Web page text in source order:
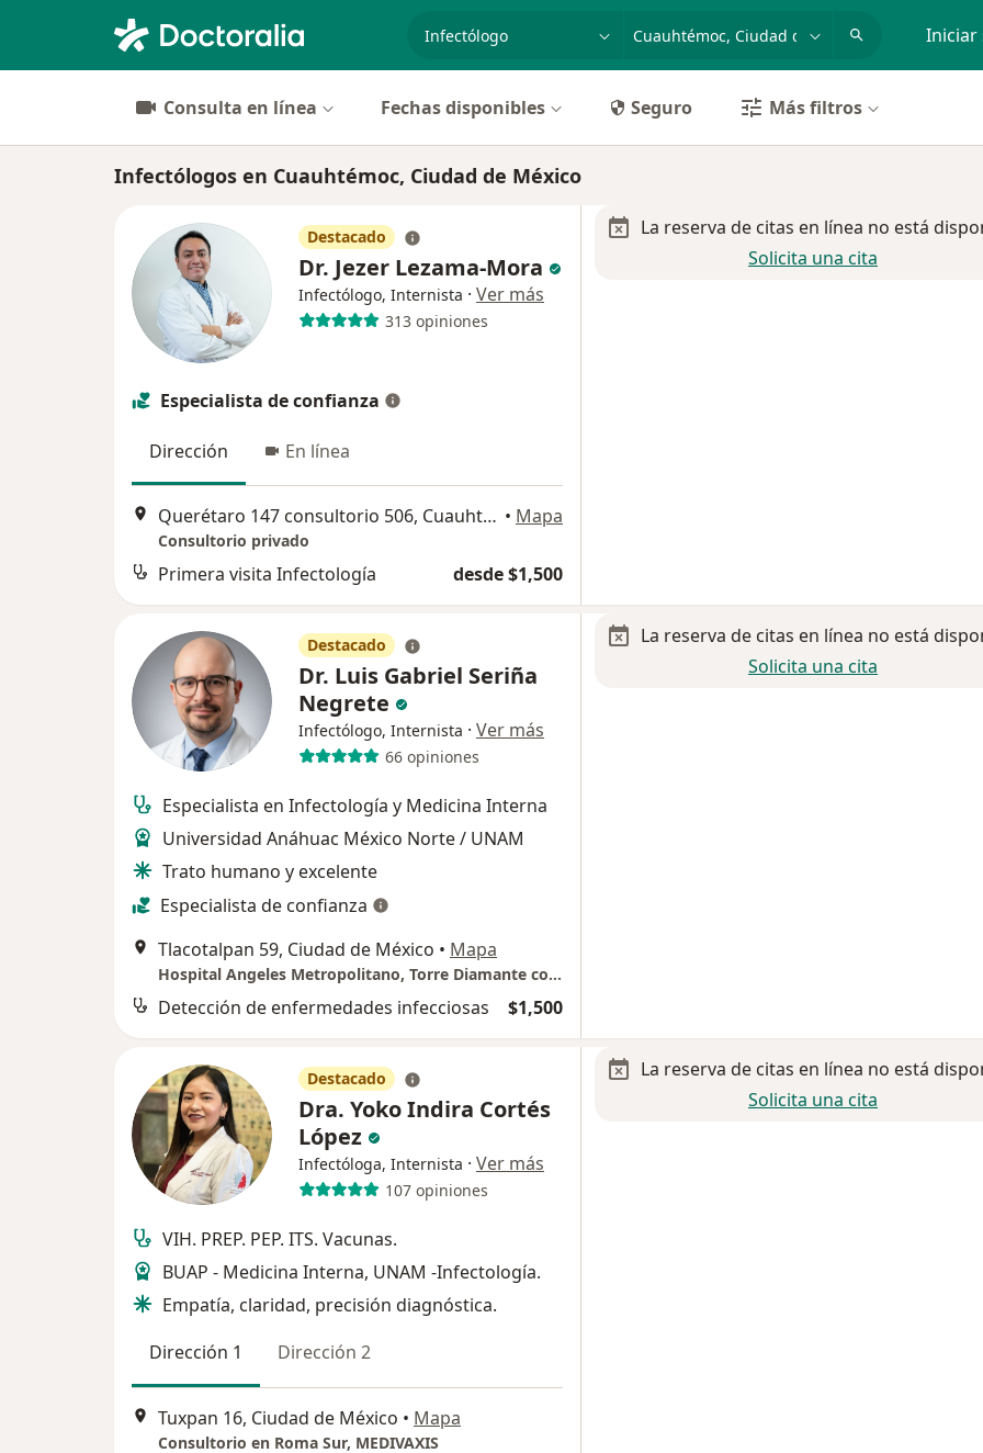
especialidad, enfermedad o nombre
p. ej. Guadalajara Iniciar
Consulta en línea Fechas disponibles Seguro Más filtros
Infectólogos en Cuauhtémoc, Ciudad de México
Destacado
Dr. Jezer Lezama-Mora
Infectólogo, Internista · Ver más
313 opiniones
Especialista de confianza
Dirección En línea
Querétaro 147 consultorio 506, Cuauhtémoc • Mapa
Consultorio privado
Primera visita Infectología desde $1,500
La reserva de citas en línea no está
Solicita una cita
Destacado
Dr. Luis Gabriel Seriña
Negrete
Infectólogo, Internista · Ver más
66 opiniones
Especialista en Infectología y Medicina Interna
Universidad Anáhuac México Norte / UNAM
Trato humano y excelente
Especialista de confianza
Tlacotalpan 59, Ciudad de México • Mapa
Hospital Angeles Metropolitano, Torre Diamante consultorio 410.
Detección de enfermedades infecciosas $1,500
La reserva de citas en línea no está
Solicita una cita
Destacado
Dra. Yoko Indira Cortés
López
Infectóloga, Internista · Ver más
107 opiniones
VIH. PREP. PEP. ITS. Vacunas.
BUAP - Medicina Interna, UNAM -Infectología.
Empatía, claridad, precisión diagnóstica.
Dirección 1
Dirección 2
Tuxpan 16, Ciudad de México • Mapa
Consultorio en Roma Sur, MEDIVAXIS
La reserva de citas en línea no está
Solicita una cita